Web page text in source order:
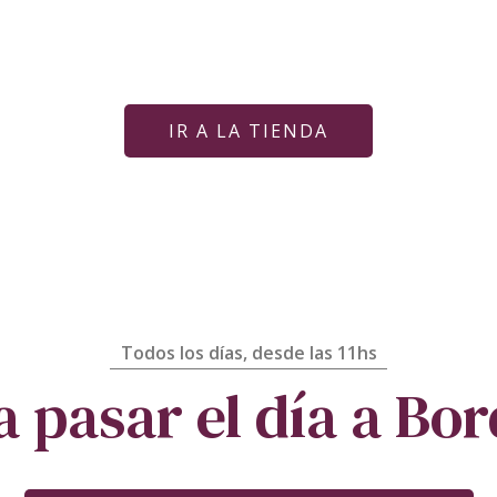
IR A LA TIENDA
Todos los días, desde las 11hs
pasar el día a